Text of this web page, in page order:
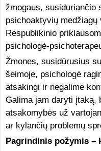
žmogaus, susiduriančio
psichoaktyvių medžiagų
Respublikinio
psichologė-
Žmones, susidūrusius
šeimoje, psichologė
atsakingi ir negalime
Galima jam daryti įtaką,
atsakomybės už
ar kylančių problemų
Pagrindinis požymis –